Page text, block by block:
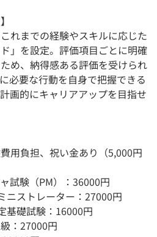
れまでの経験やスキルに応じた
」を設定。評価項目ごとに明確
め、納得感ある評価を受けられ
必要な行動を自身で把握できる
画的にキャリアアップを目指せ
用負担、祝い金あり（5,000円
試験（PM）：36000円
ニストレーター：27000円
基礎試験：16000円
：27000円